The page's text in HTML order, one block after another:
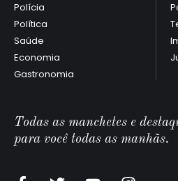
Polícia
Política
Saúde
Economia
Gastronomia
Todas as manchetes e
para você todas as manhãs.